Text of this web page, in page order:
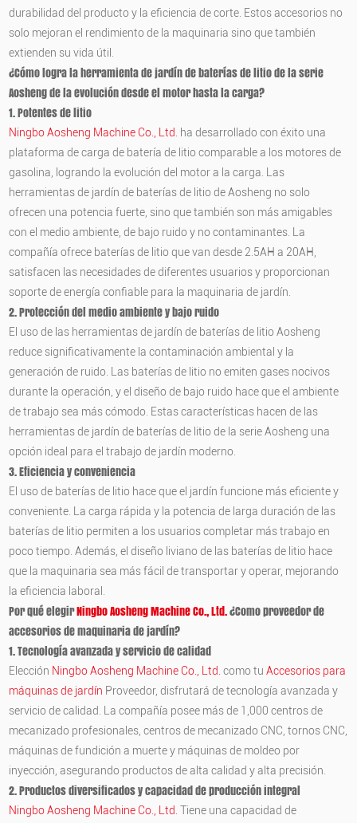
durabilidad del producto y la eficiencia de corte. Estos accesorios no
solo mejoran el rendimiento de la maquinaria sino que también
extienden su vida útil.
¿Cómo logra la herramienta de jardín de baterías de litio de la serie
Aosheng de la evolución desde el motor hasta la carga?
1. Potentes de litio
Ningbo Aosheng Machine Co., Ltd.
ha desarrollado con éxito una
plataforma de carga de batería de litio comparable a los motores de
gasolina, logrando la evolución del motor a la carga. Las
herramientas de jardín de baterías de litio de Aosheng no solo
ofrecen una potencia fuerte, sino que también son más amigables
con el medio ambiente, de bajo ruido y no contaminantes. La
compañía ofrece baterías de litio que van desde 2.5AH a 20AH,
satisfacen las necesidades de diferentes usuarios y proporcionan
soporte de energía confiable para la maquinaria de jardín.
2. Protección del medio ambiente y bajo ruido
El uso de las herramientas de jardín de baterías de litio Aosheng
reduce significativamente la contaminación ambiental y la
generación de ruido. Las baterías de litio no emiten gases nocivos
durante la operación, y el diseño de bajo ruido hace que el ambiente
de trabajo sea más cómodo. Estas características hacen de las
herramientas de jardín de baterías de litio de la serie Aosheng una
opción ideal para el trabajo de jardín moderno.
3. Eficiencia y conveniencia
El uso de baterías de litio hace que el jardín funcione más eficiente y
conveniente. La carga rápida y la potencia de larga duración de las
baterías de litio permiten a los usuarios completar más trabajo en
poco tiempo. Además, el diseño liviano de las baterías de litio hace
que la maquinaria sea más fácil de transportar y operar, mejorando
la eficiencia laboral.
Por qué elegirNingbo Aosheng Machine Co., Ltd.¿Como proveedor de
accesorios de maquinaria de jardín?
1. Tecnología avanzada y servicio de calidad
Elección Ningbo Aosheng Machine Co., Ltd.como tuAccesorios para
máquinas de jardín Proveedor, disfrutará de tecnología avanzada y
servicio de calidad. La compañía posee más de 1,000 centros de
mecanizado profesionales, centros de mecanizado CNC, tornos CNC,
máquinas de fundición a muerte y máquinas de moldeo por
inyección, asegurando productos de alta calidad y alta precisión.
2. Productos diversificados y capacidad de producción integral
Ningbo Aosheng Machine Co., Ltd.Tiene una capacidad de